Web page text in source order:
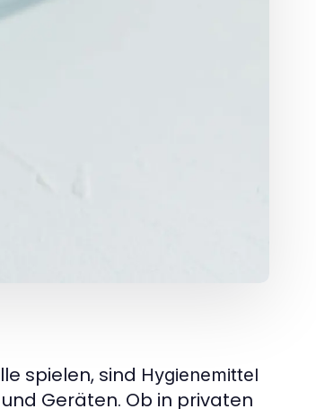
spielen, sind Hygienemittel
Geräten. Ob in privaten